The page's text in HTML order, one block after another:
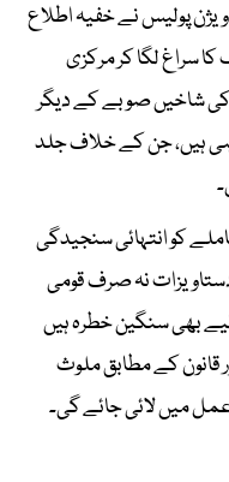
پولیس نے خفیہ اطلاع
سراغ لگا کر مرکزی
کی شاخیں صوبے کے دیگر
ہیں، جن کے خلاف جلد
کو انتہائی سنجیدگی
نہ صرف قومی
بھی سنگین خطرہ ہیں
قانون کے مطابق ملوث
میں لائی جائے گی۔